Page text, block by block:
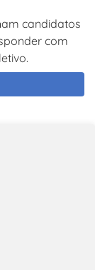
candidatos
com